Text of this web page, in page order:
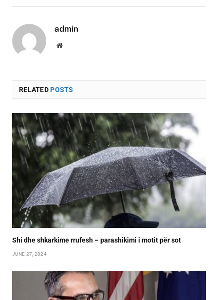
admin
Website
RELATEDPOSTS
Shi dhe shkarkime rrufesh – parashikimi i motit për sot
JUNE 27, 2024